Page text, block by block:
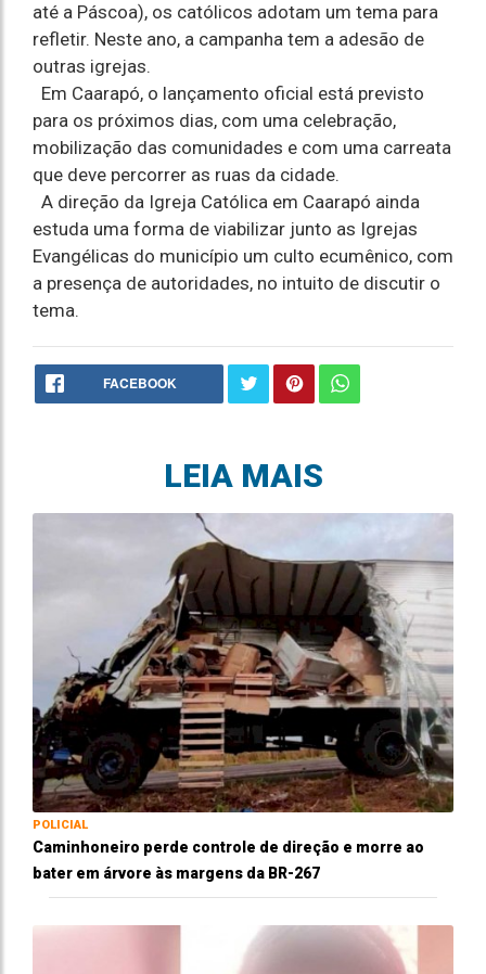
até a Páscoa), os católicos adotam um tema para
refletir. Neste ano, a campanha tem a adesão de
outras igrejas.
Em Caarapó, o lançamento oficial está previsto
para os próximos dias, com uma celebração,
mobilização das comunidades e com uma carreata
que deve percorrer as ruas da cidade.
A direção da Igreja Católica em Caarapó ainda
estuda uma forma de viabilizar junto as Igrejas
Evangélicas do município um culto ecumênico, com
a presença de autoridades, no intuito de discutir o
tema.
FACEBOOK
LEIA MAIS
POLICIAL
Caminhoneiro perde controle de direção e morre ao
bater em árvore às margens da BR-267